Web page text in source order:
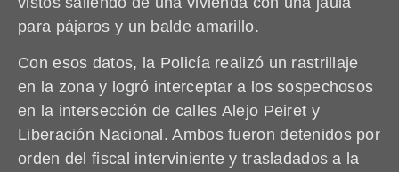
para pájaros y un balde amarillo.
Con esos datos, la Policía realizó un rastrillaje
en la zona y logró interceptar a los sospechosos
en la intersección de calles Alejo Peiret y
Liberación Nacional. Ambos fueron detenidos por
orden del fiscal interviniente y trasladados a la